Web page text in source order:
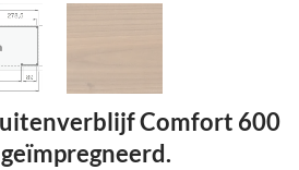
Comfort 600